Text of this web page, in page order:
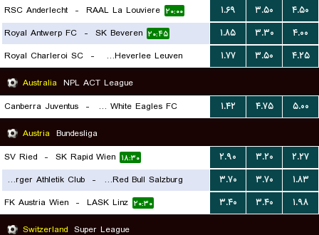
RSC Anderlecht - RAAL La Louviere ۲۰:۰۰ ۱.۶۹ ۳.۵۰
۴.۵۰
Royal Antwerp FC - SK Beveren ۲۰:۴۵ ۱.۸۵ ۳.۳۰
۴.۰۰
Royal Charleroi SC - Oud-Heverlee Leuven
۱۷:۳۰
۱.۷۷ ۳.۵۰
۴.۲۵
Australia NPL ACT League
Canberra Juventus - Canberra White Eagles FC
۰۸:۳۰
۱.۴۲ ۴.۷۵
۵.۰۰
Austria Bundesliga
SV Ried - SK Rapid Wien ۱۸:۳۰ ۲.۹۰ ۳.۲۰
۲.۲۷
Wolfsberger Athletik Club
- FC Red Bull Salzburg
۱۸:۳۰
۳.۷۰ ۳.۷۰
۱.۸۳
FK Austria Wien - LASK Linz ۲۰:۳۰ ۳.۴۰ ۳.۴۰
۱.۹۸
Switzerland Super League